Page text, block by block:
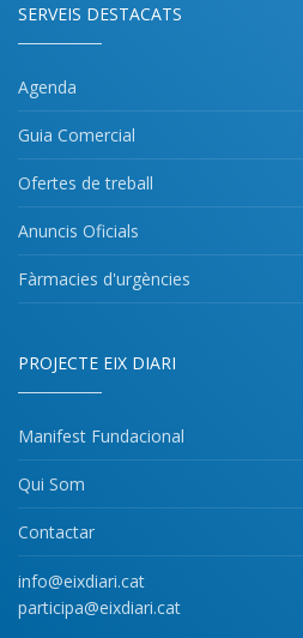
SERVEIS DESTACATS
Agenda
Guia Comercial
Ofertes de treball
Anuncis Oficials
Fàrmacies d'urgències
PROJECTE EIX DIARI
Manifest Fundacional
Qui Som
Contactar
info@eixdiari.cat
participa@eixdiari.cat